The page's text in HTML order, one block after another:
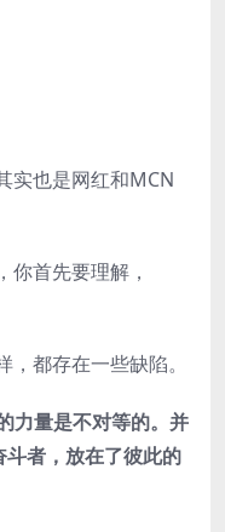
实也是网红和MCN
首先要理解，
都存在一些缺陷。
力量是不对等的。并
斗者，放在了彼此的